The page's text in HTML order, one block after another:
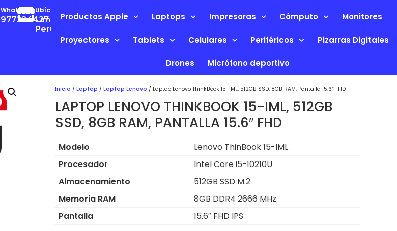
Whatsapp
977224427
Ubícanos
Lima-
Perú
Productos Apple Laptops Impresoras Cómputo Monitores
Proyectores Tablets Celulares Periféricos Pizarras Digitales
Drones Micrófono deportivo
Inicio / Laptop / Laptop Lenovo / Laptop Lenovo ThinkBook 15-IML, 512GB SSD, 8GB RAM, Pantalla 15.6″ FHD
LAPTOP LENOVO THINKBOOK 15-IML, 512GB
SSD, 8GB RAM, PANTALLA 15.6″ FHD
Modelo
Lenovo ThinBook 15-IML
Procesador
Intel Core i5-10210U
Almacenamiento
512GB SSD M.2
Memoria RAM
8GB DDR4 2666 MHz
Pantalla
15.6″ FHD IPS